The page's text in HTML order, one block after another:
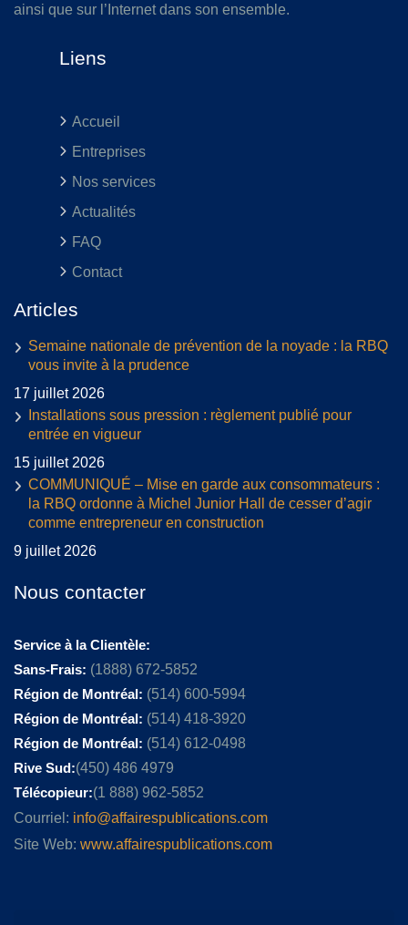
ainsi que sur l’Internet dans son ensemble.
Liens
Accueil
Entreprises
Nos services
Actualités
FAQ
Contact
Articles
Semaine nationale de prévention de la noyade : la RBQ
vous invite à la prudence
17 juillet 2026
Installations sous pression : règlement publié pour
entrée en vigueur
15 juillet 2026
COMMUNIQUÉ – Mise en garde aux consommateurs :
la RBQ ordonne à Michel Junior Hall de cesser d’agir
comme entrepreneur en construction
9 juillet 2026
Nous contacter
Service à la Clientèle:
Sans-Frais: (1888) 672-5852
Région de Montréal: (514) 600-5994
Région de Montréal: (514) 418-3920
Région de Montréal: (514) 612-0498
Rive Sud:(450) 486 4979
Télécopieur:(1 888) 962-5852
Courriel: info@affairespublications.com
Site Web: www.affairespublications.com